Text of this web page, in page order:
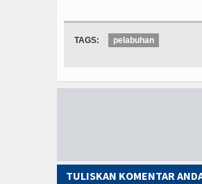
TAGS: pelabuhan
TULISKAN KOMENTAR